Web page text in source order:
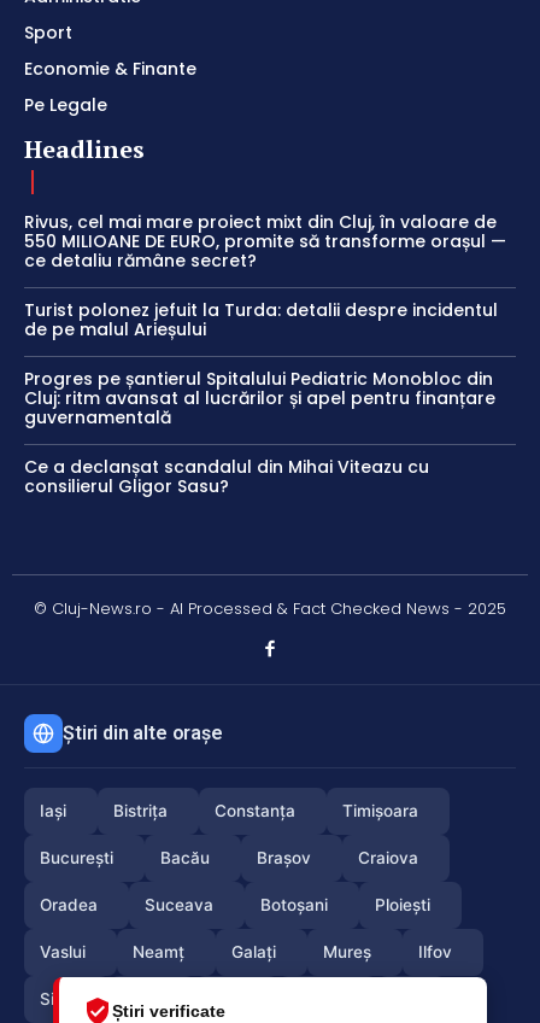
Știri verificate
Sport
Economie & Finante
Pe Legale
Headlines
Rivus, cel mai mare proiect mixt din Cluj, în valoare de
550 MILIOANE DE EURO, promite să transforme orașul —
ce detaliu rămâne secret?
Turist polonez jefuit la Turda: detalii despre incidentul
de pe malul Arieșului
Progres pe șantierul Spitalului Pediatric Monobloc din
Cluj: ritm avansat al lucrărilor și apel pentru finanțare
guvernamentală
Ce a declanșat scandalul din Mihai Viteazu cu
consilierul Gligor Sasu?
© Cluj-News.ro - AI Processed & Fact Checked News - 2025
Știri din alte orașe
Iași Bistrița Constanța Timișoara
București Bacău Brașov Craiova
Oradea Suceava Botoșani Ploiești
Vaslui Neamț Galați Mureș Ilfov
Sibiu